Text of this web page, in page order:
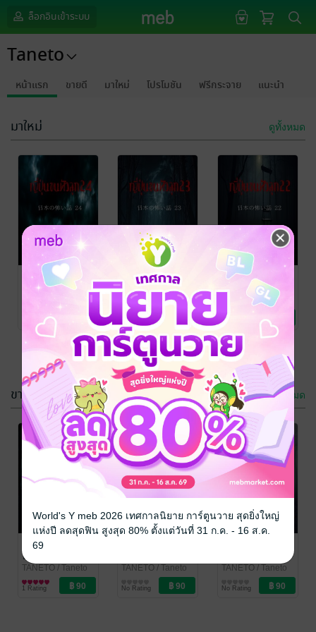
ล็อกอินเข้าระบบ
Taneto
หน้าแรก ขายดี มาใหม่ โปรโมชัน ฟรีกระจาย แนะนำ
มาใหม่ ดูทั้งหมด
ญี่ปุ่นขนหัวลุก
24 日本の怖い
話 24
TANETO
นิยายลึกลับ/เขย่า
ขวัญ
No Rating
ญี่ปุ่นขนหัวลุก
23 日本の怖い
話 23
TANETO
/ Taneto
นิยายลึกลับ/เขย่า
ขวัญ
No Rating
ญี่ปุ่นขนหัวลุก
22 日本の怖い
TANETO / Taneto
นิยายลึกลับ/เขย่า
ขวัญ
No Rating
ญี่ปุ่นขนหัวลุก
話 21
TANETO / Taneto
นิยายลึกลับ/เขย่า
ขวัญ
No Rating
ญี่ปุ่นขนหัวลุก
20 日本の怖い
話 20
TANETO
/ Taneto
นิยายลึกลับ/เขย่า
ขวัญ
No Rating
ขายดี ดูทั้งหมด
ญี่ปุ่นขนหัวลุก 3
日本の怖い話 3
TANETO / Taneto
นิยายลึกลับ/เขย่า
ขวัญ
1 Rating
TANETO / Taneto
นิยายลึกลับ/เขย่า
ขวัญ
No Rating
話 10
TANETO/ Taneto
นิยายลึกลับ/เขย่า
ขวัญ
No Rating
World's Y meb 2026 เทศกาลนิยาย การ์ตูนวาย สุดยิ่งใหญ่
แห่งปี ลดสุดฟิน สูงสุด 80% ตั้งแต่วันที่ 31 ก.ค. - 16 ส.ค.
69